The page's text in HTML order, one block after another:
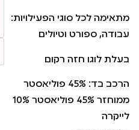
מתאימה לכל סוגי הפעילויות:
עבודה, ספורט וטיולים
בעלת לוגו חזה רקום
הרכב בד: 45% פוליאסטר
ממוחזר 45% פוליאסטר 10%
לייקרה